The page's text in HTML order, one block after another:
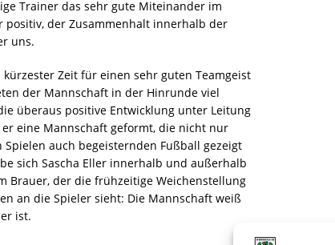
Trainer das sehr gute Miteinander im
positiv, der Zusammenhalt innerhalb der
uns.
kürzester Zeit für einen sehr guten Teamgeist
der Mannschaft in der Hinrunde viel
überaus positive Entwicklung unter Leitung
er eine Mannschaft geformt, die nicht nur
auch begeisternden Fußball gezeigt
sich Sascha Eller innerhalb und außerhalb
Brauer, der die frühzeitige Weichenstellung
an die Spieler sieht: Die Mannschaft weiß
ist.